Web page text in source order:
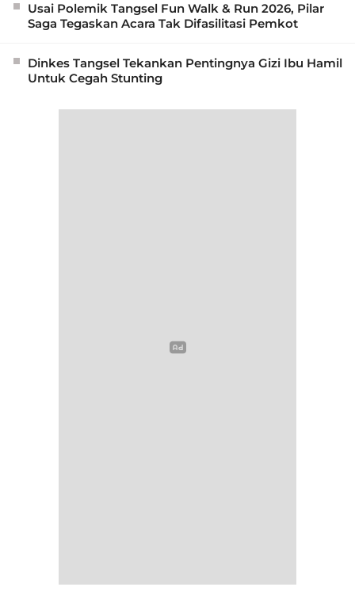
Usai Polemik Tangsel Fun Walk & Run 2026, Pilar
Saga Tegaskan Acara Tak Difasilitasi Pemkot
Dinkes Tangsel Tekankan Pentingnya Gizi Ibu Hamil
Untuk Cegah Stunting